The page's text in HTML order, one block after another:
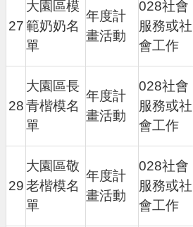
27
大園區模
範奶奶名
單
年度計
畫活動
028社會
服務或社
會工作
28
大園區長
青楷模名
單
年度計
畫活動
028社會
服務或社
會工作
29
大園區敬
老楷模名
單
年度計
畫活動
028社會
服務或社
會工作